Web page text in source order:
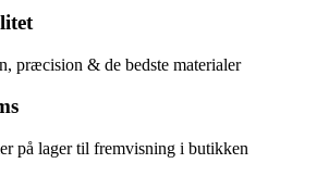
præcision & de bedste materialer
på lager til fremvisning i butikken